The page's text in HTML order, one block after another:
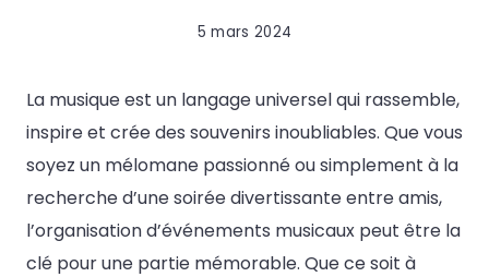
5 mars 2024
La musique est un langage universel qui rassemble,
inspire et crée des souvenirs inoubliables. Que vous
soyez un mélomane passionné ou simplement à la
recherche d’une soirée divertissante entre amis,
l’organisation d’événements musicaux peut être la
clé pour une partie mémorable. Que ce soit à